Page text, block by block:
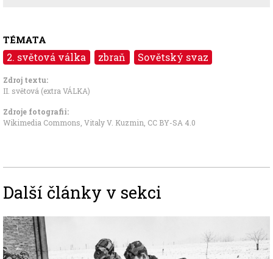
TÉMATA
2. světová válka zbraň Sovětský svaz
Zdroj textu:
II. světová (extra VÁLKA)
Zdroje fotografii:
Wikimedia Commons, Vitaly V. Kuzmin CC BY-SA 4.0
Další články v sekci
Image